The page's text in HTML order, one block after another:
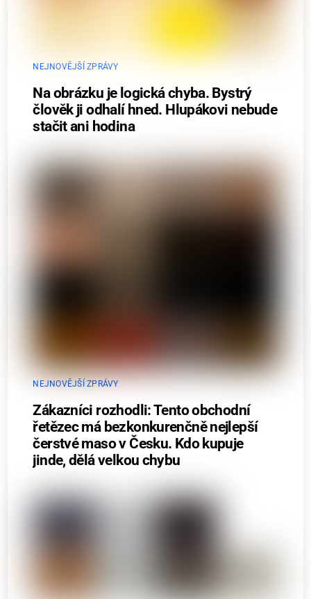
NEJNOVĚJŠÍ ZPRÁVY
Na obrázku je logická chyba. Bystrý
člověk ji odhalí hned. Hlupákovi nebude
stačit ani hodina
NEJNOVĚJŠÍ ZPRÁVY
Zákazníci rozhodli: Tento obchodní
řetězec má bezkonkurenčně nejlepší
čerstvé maso v Česku. Kdo kupuje
jinde, dělá velkou chybu